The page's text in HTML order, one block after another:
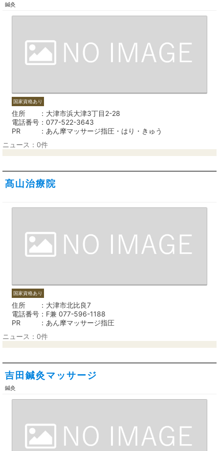
鍼灸
国家資格あり
住所
大津市浜大津3丁目2-28
電話番号
077-522-3643
PR
あん摩マッサージ指圧・はり・きゅう
ニュース：0件
髙山治療院
国家資格あり
住所
大津市北比良7
電話番号
F兼 077-596-1188
PR
あん摩マッサージ指圧
ニュース：0件
吉田鍼灸マッサージ
鍼灸